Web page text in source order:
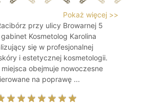
Pokaż więcej >>
przy ulicy Browarnej 5
Kosmetolog Karolina
się w profesjonalnej
i estetycznej kosmetologii.
obejmuje nowoczesne
na poprawę ...